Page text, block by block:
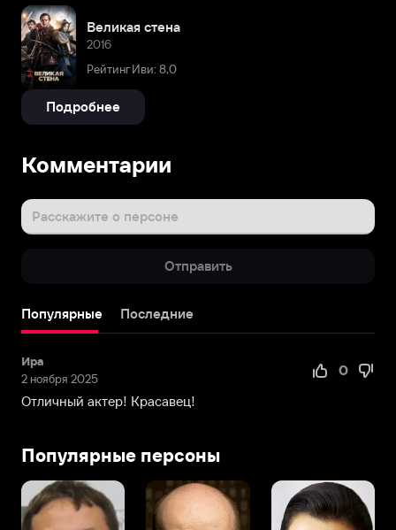
Великая стена
2016
Рейтинг Иви: 8,0
Подробнее
Комментарии
Расскажите о персоне
Отправить
Популярные Последние
Ира
2 ноября 2025
0
Отличный актер! Красавец!
Популярные персоны